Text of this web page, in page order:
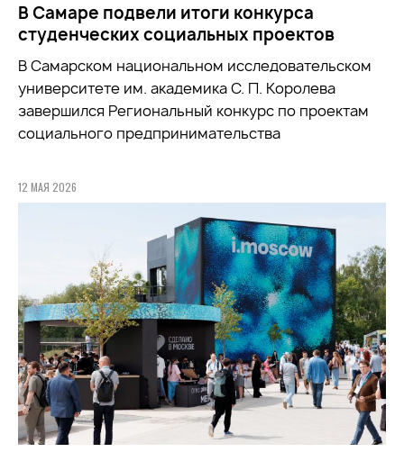
В Самаре подвели итоги конкурса
студенческих социальных проектов
В Самарском национальном исследовательском
университете им. академика С. П. Королева
завершился Региональный конкурс по проектам
социального предпринимательства
12 МАЯ 2026